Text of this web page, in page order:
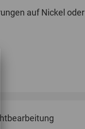
auf Nickel oder